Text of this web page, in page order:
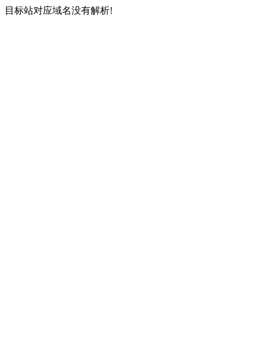
目标站对应域名没有解析!